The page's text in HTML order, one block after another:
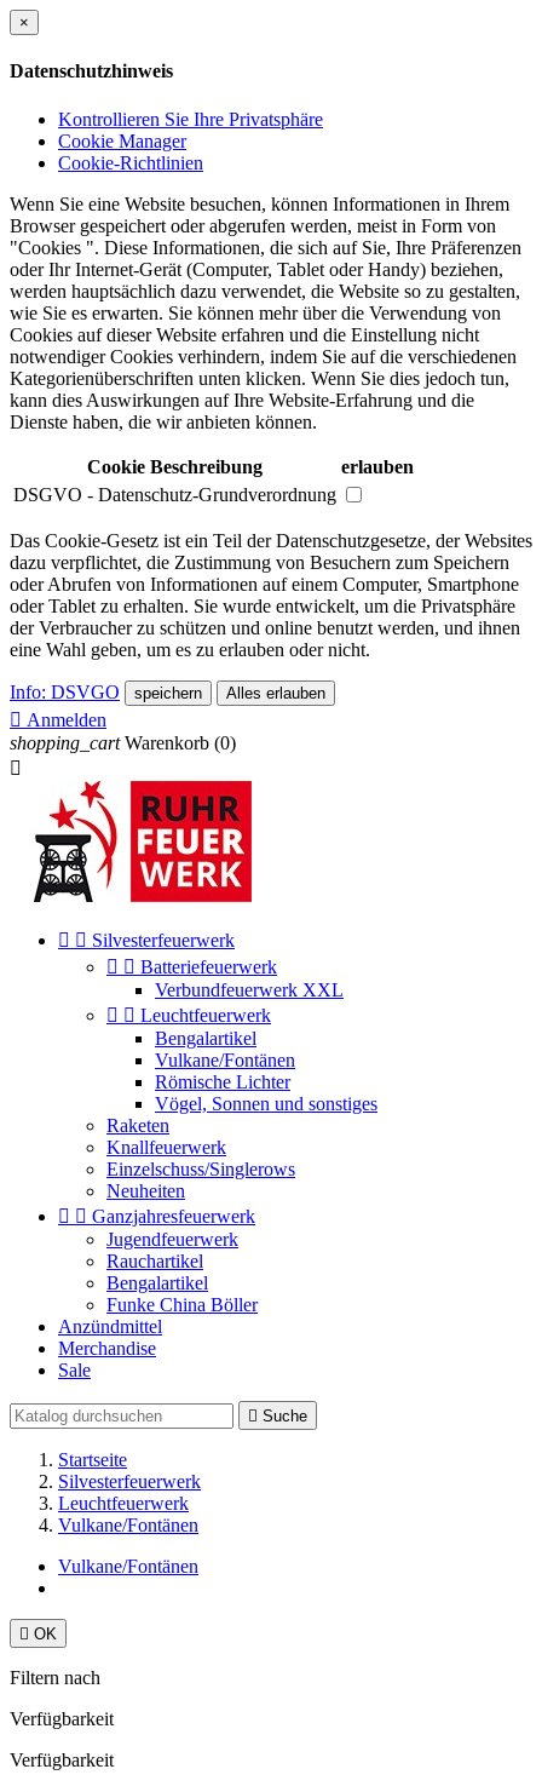
×
Datenschutzhinweis
Kontrollieren Sie Ihre Privatsphäre
Cookie Manager
Cookie-Richtlinien
Wenn Sie eine Website besuchen, können Informationen in Ihrem
Browser gespeichert oder abgerufen werden, meist in Form von
"Cookies ". Diese Informationen, die sich auf Sie, Ihre Präferenzen
oder Ihr Internet-Gerät (Computer, Tablet oder Handy) beziehen,
werden hauptsächlich dazu verwendet, die Website so zu gestalten,
wie Sie es erwarten. Sie können mehr über die Verwendung von
Cookies auf dieser Website erfahren und die Einstellung nicht
notwendiger Cookies verhindern, indem Sie auf die verschiedenen
Kategorienüberschriften unten klicken. Wenn Sie dies jedoch tun,
kann dies Auswirkungen auf Ihre Website-Erfahrung und die
Dienste haben, die wir anbieten können.
Cookie Beschreibung
erlauben
DSGVO - Datenschutz-Grundverordnung
Das Cookie-Gesetz ist ein Teil der Datenschutzgesetze, der Websites
dazu verpflichtet, die Zustimmung von Besuchern zum Speichern
oder Abrufen von Informationen auf einem Computer, Smartphone
oder Tablet zu erhalten. Sie wurde entwickelt, um die Privatsphäre
der Verbraucher zu schützen und online benutzt werden, und ihnen
eine Wahl geben, um es zu erlauben oder nicht.
Info: DSVGO speichern Alles erlauben
 Anmelden
shopping_cart Warenkorb (0)

  Silvesterfeuerwerk
  Batteriefeuerwerk
Verbundfeuerwerk XXL
  Leuchtfeuerwerk
Bengalartikel
Vulkane/Fontänen
Römische Lichter
Vögel, Sonnen und sonstiges
Raketen
Knallfeuerwerk
Einzelschuss/Singlerows
Neuheiten
  Ganzjahresfeuerwerk
Jugendfeuerwerk
Rauchartikel
Bengalartikel
Funke China Böller
Anzündmittel
Merchandise
Sale
 Suche
Startseite
Silvesterfeuerwerk
Leuchtfeuerwerk
Vulkane/Fontänen
Vulkane/Fontänen
 OK
Filtern nach
Verfügbarkeit
Verfügbarkeit